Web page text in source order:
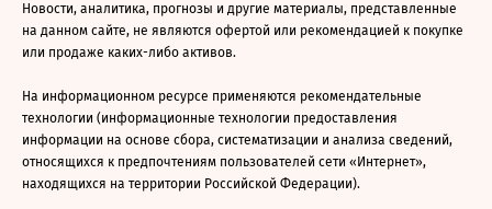
Новости, аналитика, прогнозы и другие материалы, представленные
на данном сайте, не являются офертой или рекомендацией к покупке
или продаже каких-либо активов.
На информационном ресурсе применяются рекомендательные
технологии (информационные технологии предоставления
информации на основе сбора, систематизации и анализа сведений,
относящихся к предпочтениям пользователей сети «Интернет»,
находящихся на территории Российской Федерации).